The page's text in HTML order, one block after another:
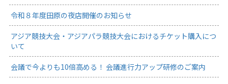
令和８年度田原の夜店開催のお知らせ
アジア競技大会・アジアパラ競技大会におけるチケット購入につ
いて
会議で今よりも10倍高める！ 会議進行力アップ研修のご案内